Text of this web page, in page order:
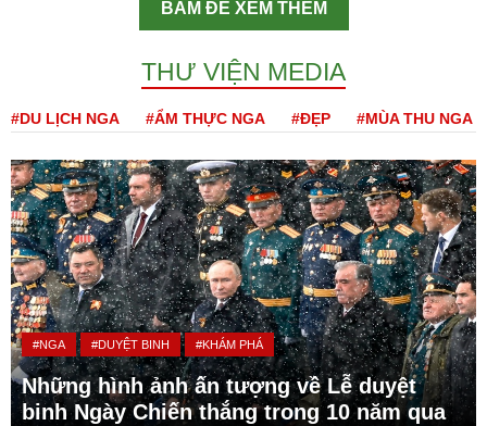
BẤM ĐỂ XEM THÊM
THƯ VIỆN MEDIA
#DU LỊCH NGA #ẨM THỰC NGA #ĐẸP #MÙA THU NGA
#NGA #DUYỆT BINH #KHÁM PHÁ
Những hình ảnh ấn tượng về Lễ duyệt
binh Ngày Chiến thắng trong 10 năm qua